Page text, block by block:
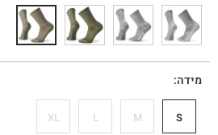
מידה
S
M
L
XL